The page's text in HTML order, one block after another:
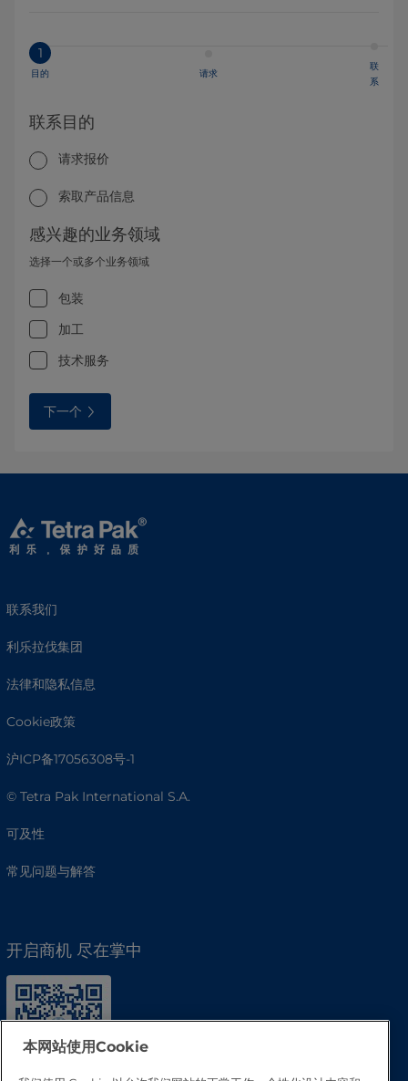
1
目的 请求
联
系
联系目的
请求报价
索取产品信息
感兴趣的业务领域
选择一个或多个业务领域
包装
加工
技术服务
下一个
联系我们
利乐拉伐集团
法律和隐私信息
Cookie政策
沪ICP备17056308号-1
© Tetra Pak International S.A.
可及性
常见问题与解答
开启商机 尽在掌中
本网站使用Cookie